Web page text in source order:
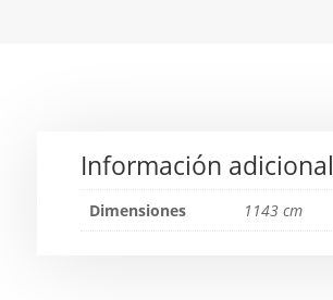
Información adicional
Dimensiones 1143 cm